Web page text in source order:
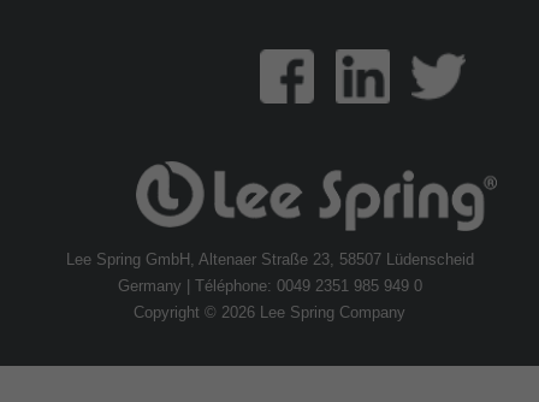
Lee Spring GmbH, Altenaer Straße 23, 58507 Lüdenscheid
Germany | Téléphone: 0049 2351 985 949 0
Copyright © 2026 Lee Spring Company